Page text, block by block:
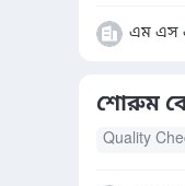
এম এস
শোরুম
Quality